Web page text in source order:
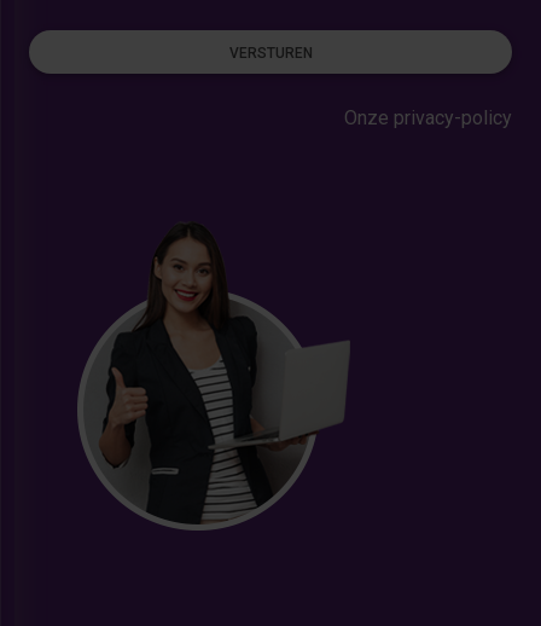
VERSTUREN
Onze privacy-policy